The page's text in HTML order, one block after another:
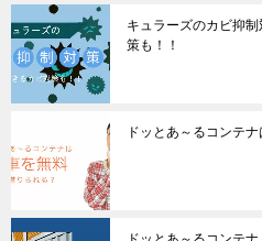
キュラーズのカビ抑
策も！！
ドッとあ～るコンテ